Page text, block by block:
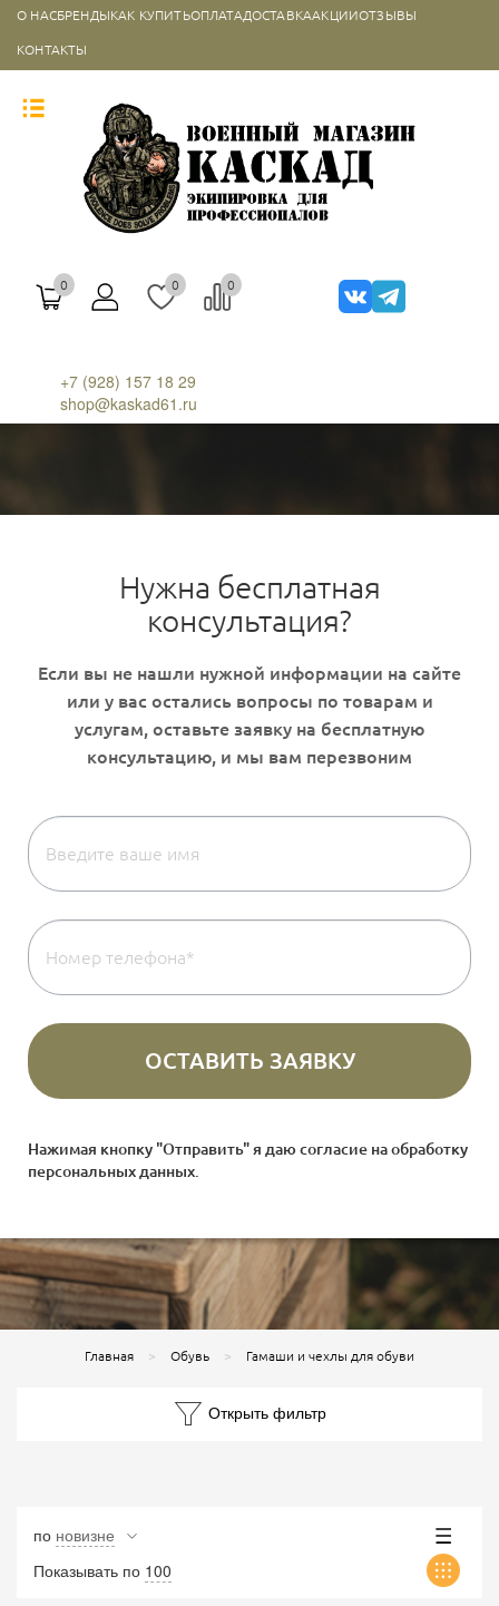
О НАСБРЕНДЫКАК КУПИТЬОПЛАТАДОСТАВКААКЦИИОТЗЫВЫ
КОНТАКТЫ
0 0 0
+7 (928) 157 18 29
shop@kaskad61.ru
Нужна бесплатная
консультация?
Нажимая кнопку "Отправить" я даю согласие наобработку
персональных данных
Главная Обувь Гамаши и чехлы для обуви
Открыть фильтр
по новизне
Показывать по 100